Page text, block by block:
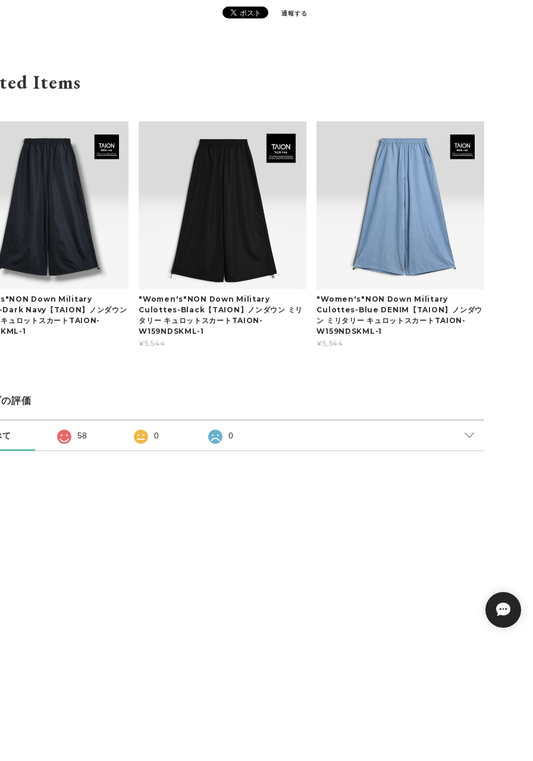
通報する
Items
Down Military
Navy【TAION】ノンダウン
ュロットスカートTAION-
1
"Women's"NON Down Military
Culottes-Black【TAION】ノンダウン ミリ
タリー キュロットスカートTAION-
W159NDSKML-1
¥5,544
"Women's"NON Down Military
Culottes-Blue DENIM【TAION】ノンダウ
ン ミリタリー キュロットスカートTAION-
W159NDSKML-1
¥5,544
評価
て 58 0 0